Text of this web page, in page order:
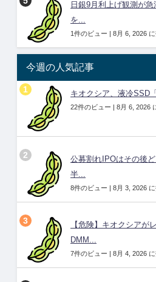
日銀9月利上げ観測が
を...
1件のビュー | 8月 6, 2026
今週の人気記事
キオクシア、液冷SSD
22件のビュー | 8月 6, 2026
公募割れIPOはその後
半...
8件のビュー | 8月 3, 2026
【危険】キオクシアが
DMM...
7件のビュー | 8月 4, 2026